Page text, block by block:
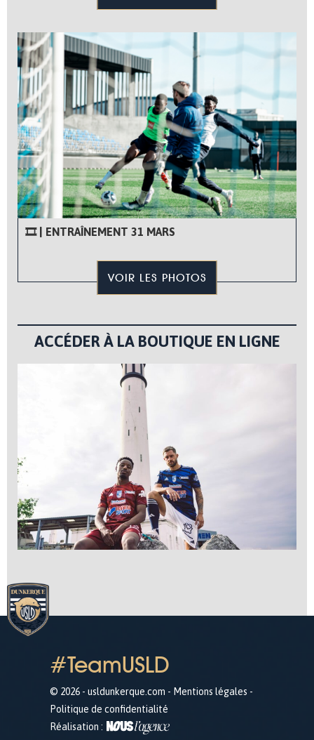
🎞 | ENTRAÎNEMENT 31 MARS
VOIR LES PHOTOS
ACCÉDER À LA BOUTIQUE EN LIGNE
#TeamUSLD
© 2026 - usldunkerque.com - Mentions légales -
Politique de confidentialité
Réalisation :